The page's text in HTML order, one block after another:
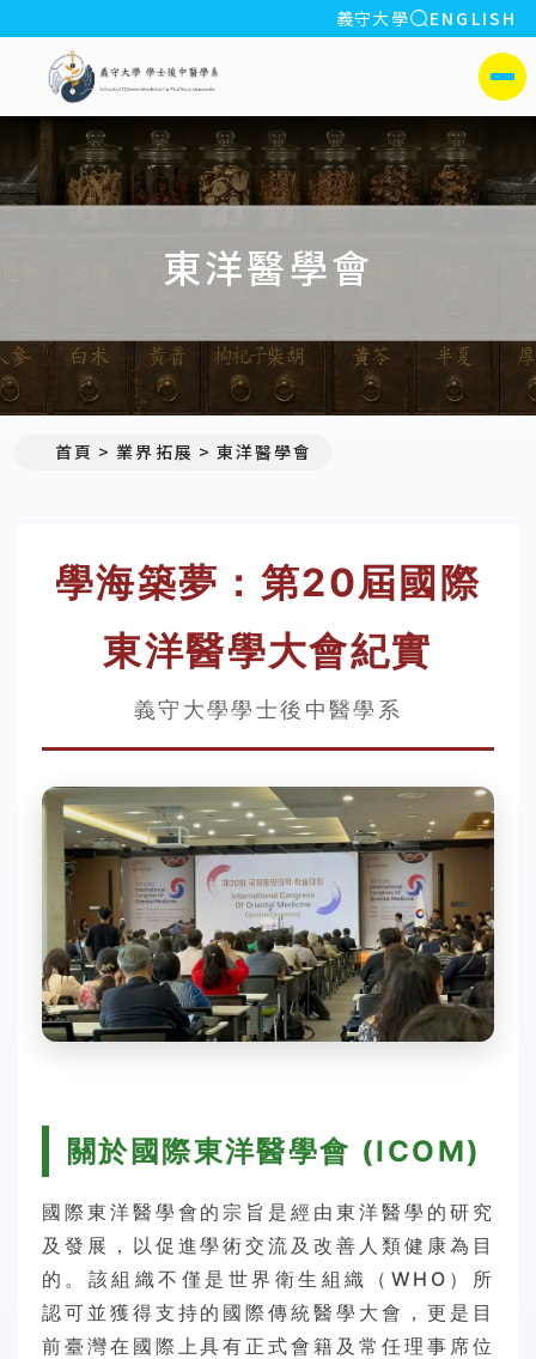
:::
義守大學 全站搜索
ENGLISH
義守大學學士後中醫學系(所)
側選單
東洋醫學會
首頁 業界拓展 東洋醫學會
學海築夢：第20屆國際
東洋醫學大會紀實
義守大學學士後中醫學系
關於國際東洋醫學會 (ICOM)
國際東洋醫學會的宗旨是經由東洋醫學的研究
及發展，以促進學術交流及改善人類健康為目
的。該組織不僅是世界衛生組織（WHO）所
認可並獲得支持的國際傳統醫學大會，更是目
前臺灣在國際上具有正式會籍及常任理事席位